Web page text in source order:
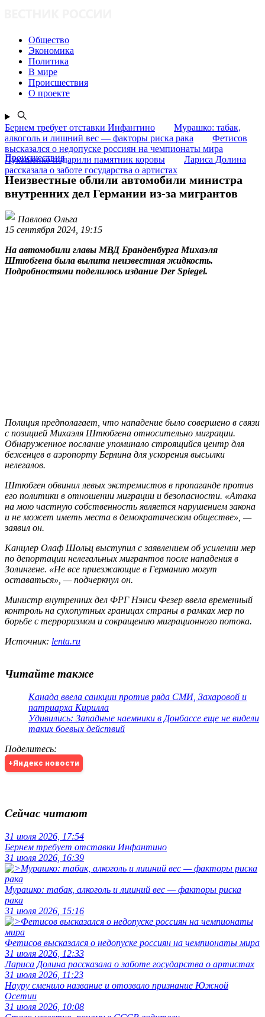
Общество
Экономика
Политика
В мире
Происшествия
О проекте
Бернем требует отставки Инфантино
Мурашко: табак,
алкоголь и лишний вес — факторы риска рака
Фетисов
высказался о недопуске россиян на чемпионаты мира
Лукашенко подарили памятник коровы
Лариса Долина
рассказала о заботе государства о артистах
Происшествия
Неизвестные облили автомобили министра
внутренних дел Германии из-за мигрантов
Павлова Ольга
15 сентября 2024, 19:15
На автомобили главы МВД Бранденбурга Михаэля
Штюбгена была вылита неизвестная жидкость.
Подробностями поделилось издание Der Spiegel.
Полиция предполагает, что нападение было совершено в связи
с позицией Михаэля Штюбгена относительно миграции.
Обнаруженное послание упоминало строящийся центр для
беженцев в аэропорту Берлина для ускорения высылки
нелегалов.
Штюбген обвинил левых экстремистов в пропаганде против
его политики в отношении миграции и безопасности. «Атака
на мою частную собственность является нарушением закона
и не может иметь места в демократическом обществе», —
заявил он.
Канцлер Олаф Шольц выступил с заявлением об усилении мер
по депортации нелегальных мигрантов после нападения в
Золингене. «Не все приезжающие в Германию могут
оставаться», — подчеркнул он.
Министр внутренних дел ФРГ Нэнси Фезер ввела временный
контроль на сухопутных границах страны в рамках мер по
борьбе с терроризмом и сокращению миграционного потока.
Источник: lenta.ru
Читайте также
Канада ввела санкции против ряда СМИ, Захаровой и
патриарха Кирилла
Удивились: Западные наемники в Донбассе еще не видели
таких боевых действий
Поделитесь:
+Яндекс новости
Сейчас читают
31 июля 2026, 17:54
Бернем требует отставки Инфантино
31 июля 2026, 16:39
Мурашко: табак, алкоголь и лишний вес — факторы риска
рака
31 июля 2026, 15:16
Фетисов высказался о недопуске россиян на чемпионаты мира
31 июля 2026, 12:33
Лариса Долина рассказала о заботе государства о артистах
31 июля 2026, 11:23
Науру сменило название и отозвало признание Южной
Осетии
31 июля 2026, 10:08